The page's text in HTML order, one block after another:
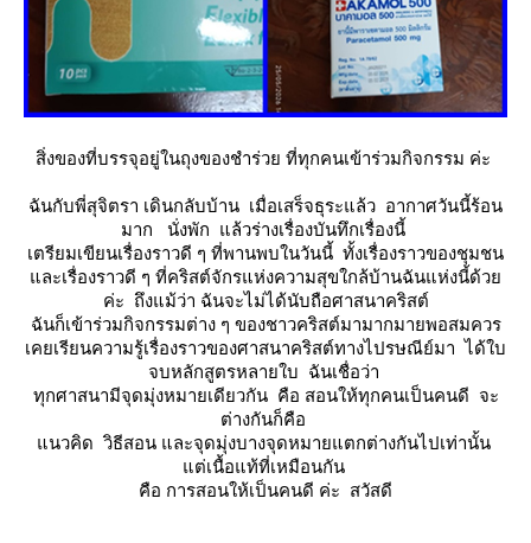
สิ่งของที่บรรจุอยู่ในถุงของชำร่วย ที่ทุกคนเข้าร่วมกิจกรรม ค่ะ
ฉันกับพี่สุจิตรา เดินกลับบ้าน เมื่อเสร็จธุระแล้ว อากาศวันนี้ร้อน
มาก นั่งพัก แล้วร่างเรื่องบันทึกเรื่องนี้
เตรียมเขียนเรื่องราวดี ๆ ที่พานพบในวันนี้ ทั้งเรื่องราวของชุมชน
ละเรื่องราวดี ๆ ที่คริสต์จักรแห่งความสุขใกล้บ้านฉันแห่งนี้ด้ว
ค่ะ ถึงแม้ว่า ฉันจะไม่ได้นับถือศาสนาคริสต์
ฉันก็เข้าร่วมกิจกรรมต่าง ๆ ของชาวคริสต์มามากมายพอสมควร
เคยเรียนความรู้เรื่องราวของศาสนาคริสต์ทางไปรษณีย์มา ได้ใบ
จบหลักสูตรหลายใบ ฉันเชื่อว่า
ทุกศาสนามีจุดมุ่งหมายเดียวกัน คือ สอนให้ทุกคนเป็นคนดี จะ
ต่างกันก็คือ
นวคิด วิธีสอน และจุดมุ่งบางจุดหมายแตกต่างกันไปเท่านั้น
ต่เนื้อแท้ที่เหมือนกัน
คือ การสอนให้เป็นคนดี ค่ะ สวัสดี